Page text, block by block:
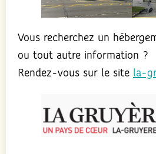
Vous recherchez un
ou tout autre information ?
Rendez-vous sur le site la-